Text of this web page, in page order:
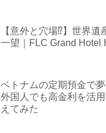
【意外と穴場⁉︎】世界遺
一望｜FLC Grand Hotel
ベトナムの定期預金で
外国人でも高金利を活
えてみた